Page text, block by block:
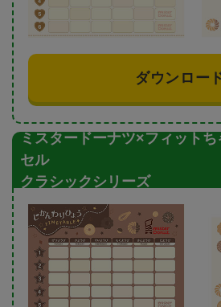
ダウンロー
ミスタードーナツ×フィット
セル
クラシックシリーズ